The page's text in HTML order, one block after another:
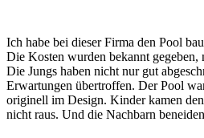
Ich habe bei dieser Firma den Pool
Die Kosten wurden bekannt gegeben,
Die Jungs haben nicht nur gut
Erwartungen übertroffen. Der Pool
originell im Design. Kinder kamen
nicht raus. Und die Nachbarn